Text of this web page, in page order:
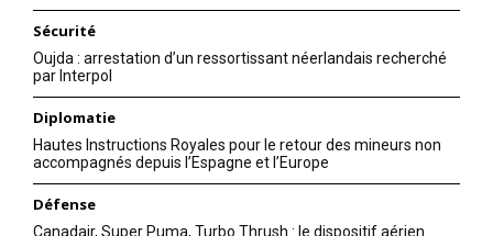
Sécurité
Oujda : arrestation d’un ressortissant néerlandais recherché
par Interpol
Diplomatie
Hautes Instructions Royales pour le retour des mineurs non
accompagnés depuis l’Espagne et l’Europe
Défense
Canadair, Super Puma, Turbo Thrush : le dispositif aérien